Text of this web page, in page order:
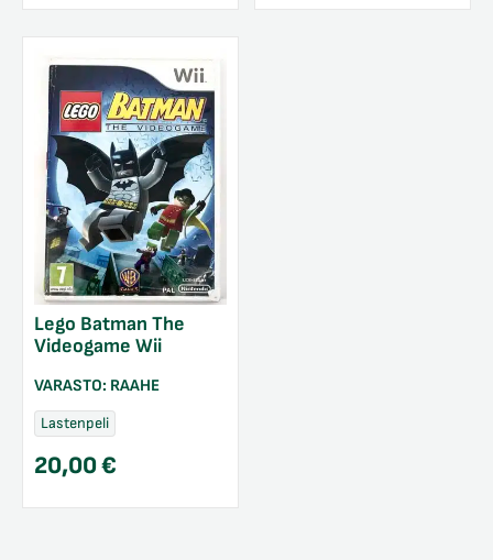
Lego Batman The
Videogame Wii
VARASTO: RAAHE
Lastenpeli
20,00€